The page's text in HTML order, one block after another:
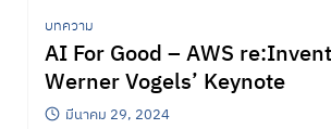
บทความ
AI For Good – AWS
Werner Vogels’ Keynote
มีนาคม 29, 2024